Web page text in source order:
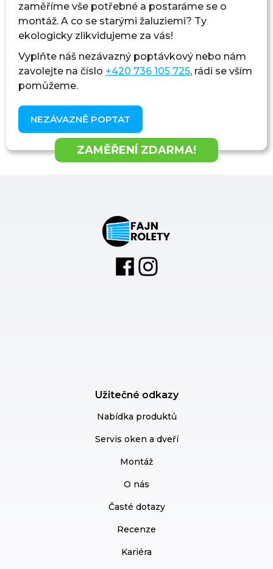
zaměříme vše potřebné a postaráme se o
montáž. A co se starými žaluziemi? Ty
ekologicky zlikvidujeme za vás!
Vyplňte náš nezávazný poptávkový nebo nám
zavolejte na číslo +420 736 105 725, rádi se vším
pomůžeme.
NEZÁVAZNĚ POPTAT
ZAMĚŘENÍ ZDARMA!
Užitečné odkazy
Nabídka produktů
Servis oken a dveří
Montáž
O nás
Časté dotazy
Recenze
Kariéra